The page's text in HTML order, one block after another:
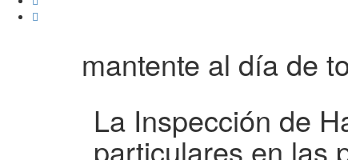
mantente al día de
La Inspección de
particulares en las